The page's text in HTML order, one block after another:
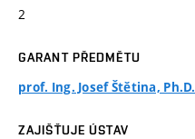
2
GARANT PŘEDMĚTU
prof. Ing. Josef Štětina, Ph.D.
ZAJIŠŤUJE ÚSTAV